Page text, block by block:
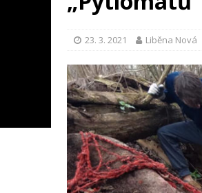
23. 3. 2021 Liběna Nová